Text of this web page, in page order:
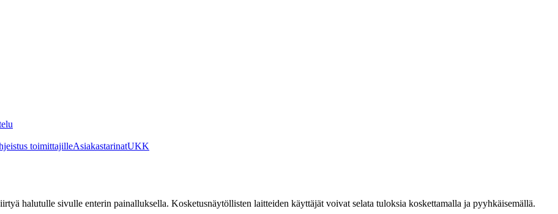
toimittajilleAsiakastarinatUKK
halutulle sivulle enterin painalluksella. Kosketusnäytöllisten laitteiden käyttäjät voivat selata tuloksia koskettamalla ja pyyhkäisemällä.